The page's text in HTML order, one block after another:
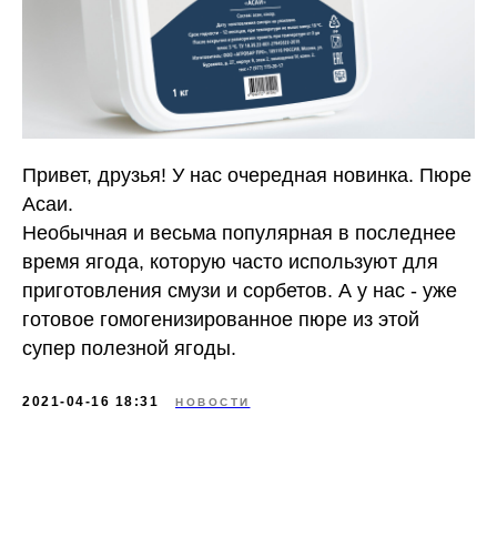
Привет, друзья! У нас очередная новинка. Пюре
Асаи.
Необычная и весьма популярная в последнее
время ягода, которую часто используют для
приготовления смузи и сорбетов. А у нас - уже
готовое гомогенизированное пюре из этой
супер полезной ягоды.
2021-04-16 18:31 НОВОСТИ